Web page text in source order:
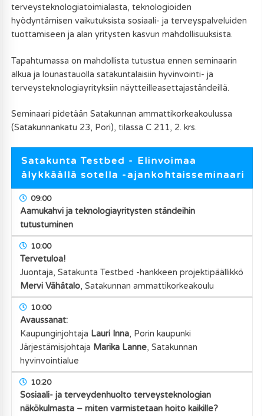
terveysteknologiatoimialasta, teknologioiden
hyödyntämisen vaikutuksista sosiaali- ja terveyspalveluiden
tuottamiseen ja alan yritysten kasvun mahdollisuuksista.
Tapahtumassa on mahdollista tutustua ennen seminaarin
alkua ja lounastauolla satakuntalaisiin hyvinvointi- ja
terveysteknologiayrityksiin näytteilleasettajaständeillä.
Seminaari pidetään Satakunnan ammattikorkeakoulussa
(Satakunnankatu 23, Pori), tilassa C 211, 2. krs.
Satakunta Testbed - Elinvoimaa
älykkäällä sotella -ajankohtaisseminaari
09:00
Aamukahvi ja teknologiayritysten ständeihin
tutustuminen
10:00
Tervetuloa!
Juontaja, Satakunta Testbed -hankkeen projektipäällikkö
Mervi Vähätalo,Satakunnan ammattikorkeakoulu
10:00
Avaussanat:
Kaupunginjohtaja Lauri Inna, Porin kaupunki
Järjestämisjohtaja Marika Lanne,Satakunnan
hyvinvointialue
10:20
Sosiaali- ja terveydenhuolto terveysteknologian
näkökulmasta – miten varmistetaan hoito kaikille?